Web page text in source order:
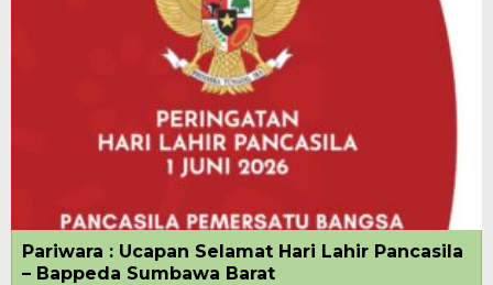
Pariwara : Ucapan Selamat Hari Lahir Pancasila
– Bappeda Sumbawa Barat